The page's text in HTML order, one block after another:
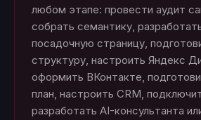
любом этапе: провести аудит
собрать семантику,
посадочную страницу,
структуру, настроить Яндекс
оформить ВКонтакте,
план, настроить CRM,
разработать AI-консультанта